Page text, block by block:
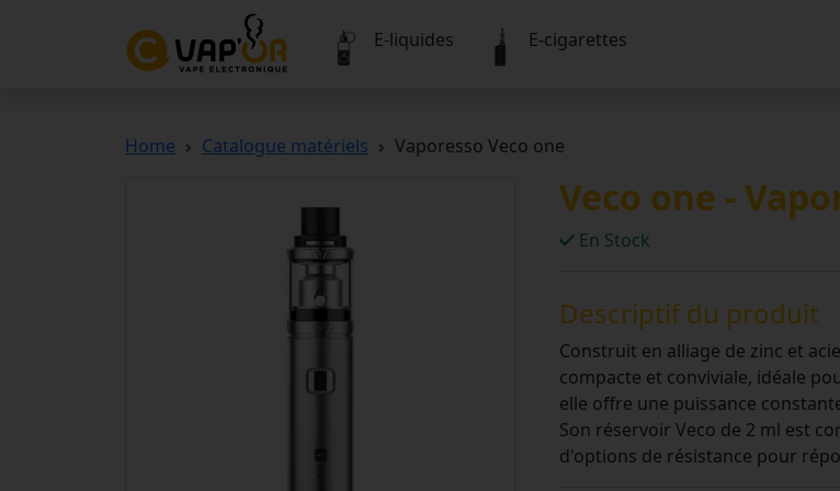
E-liquides E-cigarettes
Home Catalogue matériels Vaporesso Veco one
Veco one -
En Stock
Descriptif du produit
Construit en alliage de zinc et
compacte et conviviale, idéale
elle offre une puissance
Son réservoir Veco de 2 ml est
d'options de résistance pour